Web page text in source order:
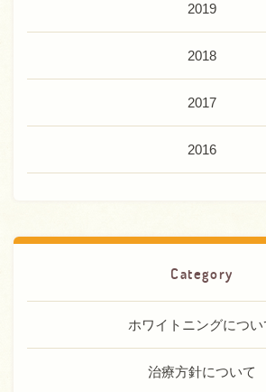
2019
2018
2017
2016
Category
ホワイトニングについ
治療方針について